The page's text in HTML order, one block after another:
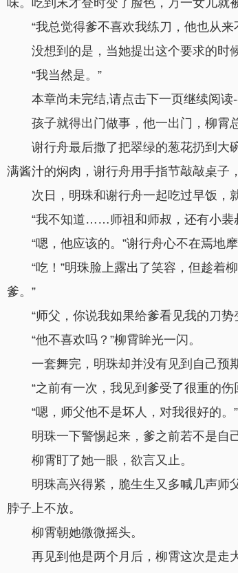
味。吃到末才登时变了脸色，万一女儿就
“我总觉得爹不喜欢我练刀，他也从
没想到的是，当她提出这个要求的时
“我当然是。”
本章尚未完结,请点击下一页继续阅读
孩子就得出门做事，他一出门，柳霄
谢行舟最后撒了把翠绿的葱花扔到大
满酱汁的焖肉，谢行舟用手指节敲敲桌子
次日，明珠和谢行舟一起吃过早饭，
“我不知道……师祖和师叔，还有小裴
“嗯，他应该的。”谢行舟心不在焉地
“吃！”明珠脸上露出了笑容，但趁着
爹。”
“师父，你说我如果给爹看见我的刀
“他不喜欢吗？”柳霄眸光一闪。
一套舞完，明珠却并没有见到自己预
“之前有一次，我见到爹受了很重的
“嗯，师父他不是坏人，对我很好的。”
明珠一下警惕起来，爹之前若不是自
柳霄盯了她一眼，欲言又止。
明珠高兴得紧，脆生生又多喊几声师
脖子上不放。
柳霄朝她微微摇头。
再见到他是两个月后，柳霄这次是走